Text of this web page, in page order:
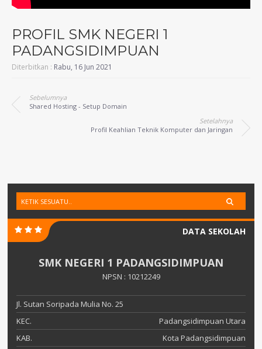
PROFIL SMK NEGERI 1
PADANGSIDIMPUAN
Diterbitkan : Rabu, 16 Jun 2021
Sebelumnya
Shared Hosting - Setup Domain
Setelahnya
Profil Keahlian Teknik Komputer dan Jaringan
DATA SEKOLAH
SMK NEGERI 1 PADANGSIDIMPUAN
NPSN : 10212249
Jl. Sutan Soripada Mulia No. 25
KEC.
Padangsidimpuan Utara
KAB.
Kota Padangsidimpuan